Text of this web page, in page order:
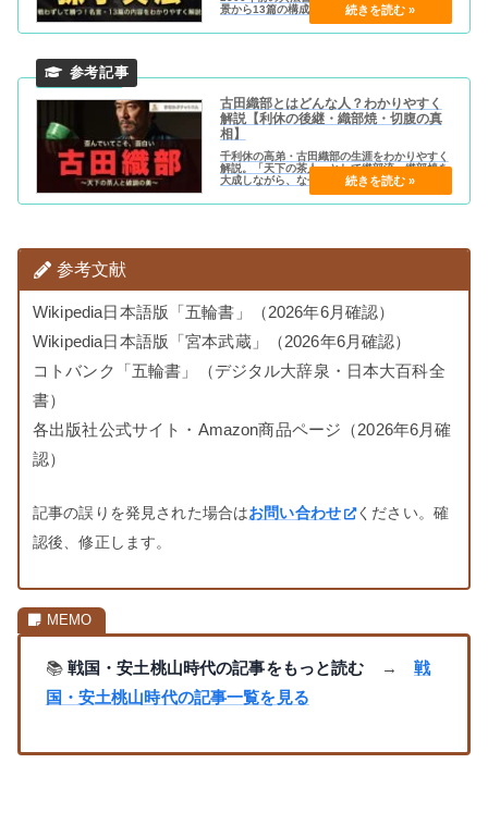
景から13篇の構成、有名な名言（敵を知り己を
知れば）の意味、現代ビジネスへの活用法ま
で、中高生にもわかりやすく解説します。
古田織部とはどんな人？わかりやすく
解説【利休の後継・織部焼・切腹の真
相】
千利休の高弟・古田織部の生涯をわかりやすく
解説。「天下の茶人」として織部流・織部焼を
大成しながら、なぜ大坂の陣後に切腹を命じら
れたのか？利休との美学の違い、キリシタン説
の謎も紹介します。
参考文献
Wikipedia日本語版「五輪書」（2026年6月確認）
Wikipedia日本語版「宮本武蔵」（2026年6月確認）
コトバンク「五輪書」（デジタル大辞泉・日本大百科全
書）
各出版社公式サイト・Amazon商品ページ（2026年6月確
認）
記事の誤りを発見された場合はお問い合わせ
ください。確
認後、修正します。
📚 戦国・安土桃山時代の記事をもっと読む → 戦
国・安土桃山時代の記事一覧を見る